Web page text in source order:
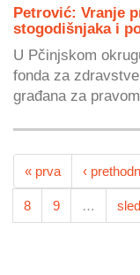
Petrović: Vranje
stogodišnjaka i
U Pčinjskom
fonda za
građana za
« prva ‹
8 9 …